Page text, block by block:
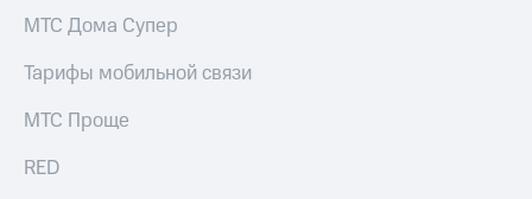
Дивиденды
облигаций
Описание
МТС Дома Супер
Тарифы мобильной связи
МТС Проще
RED